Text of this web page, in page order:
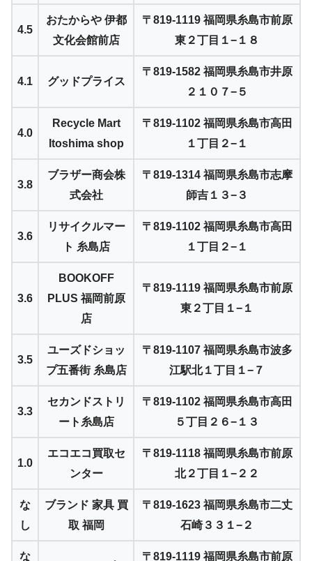
4.5
おたからや 伊都
文化会館前店
〒819-1119 福岡県糸島市前原
東２丁目１−１８
4.1 グッドプライス
〒819-1582 福岡県糸島市井原
２１０７−５
4.0
Recycle Mart
Itoshima shop
〒819-1102 福岡県糸島市高田
１丁目２−１
3.8
ブラザー商会株
式会社
〒819-1314 福岡県糸島市志摩
師吉１３−３
3.6
リサイクルマー
ト 糸島店
〒819-1102 福岡県糸島市高田
１丁目２−１
3.6
BOOKOFF
PLUS 福岡前原
店
〒819-1119 福岡県糸島市前原
東２丁目１−１
3.5
ユーズドショッ
プ五番街 糸島店
〒819-1107 福岡県糸島市波多
江駅北１丁目１−７
3.3
セカンドストリ
ート糸島店
〒819-1102 福岡県糸島市高田
５丁目２６−１３
1.0
エコエコ買取セ
ンター
〒819-1118 福岡県糸島市前原
北２丁目１−２２
な
し
ブランド 家具 買
取 福岡
〒819-1623 福岡県糸島市二丈
石崎３３１−２
な
〒819-1119 福岡県糸島市前原